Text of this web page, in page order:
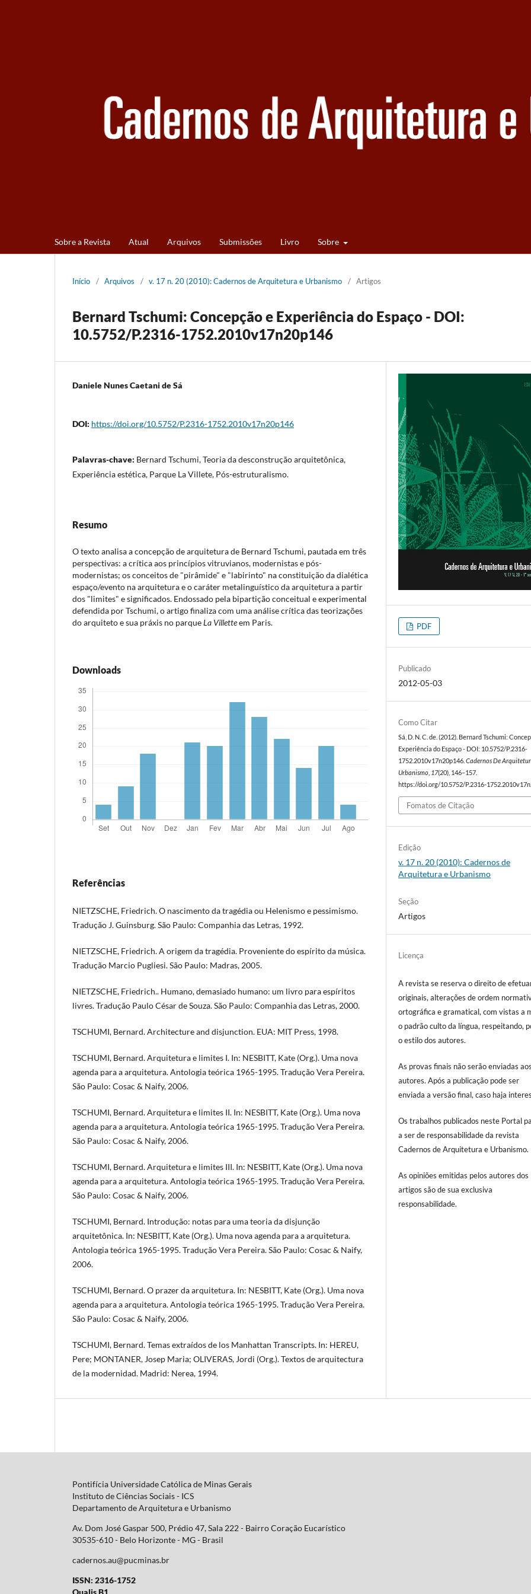
Sobre a Revista Atual Arquivos Submissões Livro Sobre
Início / Arquivos / v. 17 n. 20 (2010): Cadernos de Arquitetura e Urbanismo / Artigos
Bernard Tschumi: Concepção e Experiência do Espaço - DOI:
10.5752/P.2316-1752.2010v17n20p146
Daniele Nunes Caetani de Sá
DOI: https://doi.org/10.5752/P.2316-1752.2010v17n20p146
Palavras-chave: Bernard Tschumi, Teoria da desconstrução arquitetônica,
Experiência estética, Parque La Villete, Pós-estruturalismo.
Resumo
O texto analisa a concepção de arquitetura de Bernard Tschumi, pautada em três
perspectivas: a crítica aos princípios vitruvianos, modernistas e pós-
modernistas; os conceitos de "pirâmide" e "labirinto" na constituição da dialética
espaço/evento na arquitetura e o caráter metalinguístico da arquitetura a partir
dos "limites" e significados. Endossado pela bipartição conceitual e experimental
defendida por Tschumi, o artigo finaliza com uma análise crítica das teorizações
do arquiteto e sua práxis no parqueLa Villetteem Paris.
Downloads
Referências
NIETZSCHE, Friedrich. O nascimento da tragédia ou Helenismo e pessimismo.
Tradução J. Guinsburg. São Paulo: Companhia das Letras, 1992.
NIETZSCHE, Friedrich. A origem da tragédia. Proveniente do espírito da música.
Tradução Marcio Pugliesi. São Paulo: Madras, 2005.
NIETZSCHE, Friedrich.. Humano, demasiado humano: um livro para espíritos
livres. Tradução Paulo César de Souza. São Paulo: Companhia das Letras, 2000.
TSCHUMI, Bernard. Architecture and disjunction. EUA: MIT Press, 1998.
TSCHUMI, Bernard. Arquitetura e limites I. In: NESBITT, Kate (Org.). Uma nova
agenda para a arquitetura. Antologia teórica 1965-1995. Tradução Vera Pereira.
São Paulo: Cosac & Naify, 2006.
TSCHUMI, Bernard. Arquitetura e limites II. In: NESBITT, Kate (Org.). Uma nova
agenda para a arquitetura. Antologia teórica 1965-1995. Tradução Vera Pereira.
São Paulo: Cosac & Naify, 2006.
TSCHUMI, Bernard. Arquitetura e limites III. In: NESBITT, Kate (Org.). Uma nova
agenda para a arquitetura. Antologia teórica 1965-1995. Tradução Vera Pereira.
São Paulo: Cosac & Naify, 2006.
TSCHUMI, Bernard. Introdução: notas para uma teoria da disjunção
arquitetônica. In: NESBITT, Kate (Org.). Uma nova agenda para a arquitetura.
Antologia teórica 1965-1995. Tradução Vera Pereira. São Paulo: Cosac & Naify,
2006.
TSCHUMI, Bernard. O prazer da arquitetura. In: NESBITT, Kate (Org.). Uma nova
agenda para a arquitetura. Antologia teórica 1965-1995. Tradução Vera Pereira.
São Paulo: Cosac & Naify, 2006.
TSCHUMI, Bernard. Temas extraídos de los Manhattan Transcripts. In: HEREU,
Pere; MONTANER, Josep Maria; OLIVERAS, Jordi (Org.). Textos de arquitectura
de la modernidad. Madrid: Nerea, 1994.
PDF
Publicado
2012-05-03
Como Citar
Sá, D. N. C. de. (2012). Bernard Tschumi:
Experiência do Espaço - DOI: 10.5752/P.2316-
1752.2010v17n20p146.Cadernos De
Urbanismo 17(20), 146–157.
https://doi.org/10.5752/P.2316-
Fomatos de Citação
Edição
v. 17 n. 20 (2010): Cadernos de
Arquitetura e Urbanismo
Seção
Artigos
Licença
A revista se reserva o direito de
originais, alterações de ordem
ortográfica e gramatical, com vistas a
o padrão culto da língua, respeitando,
o estilo dos autores.
As provas finais não serão enviadas aos
autores. Após a publicação pode ser
enviada a versão final, caso haja
Os trabalhos publicados neste Portal
a ser de responsabilidade da revista
Cadernos de Arquitetura e Urbanismo.
As opiniões emitidas pelos autores dos
artigos são de sua exclusiva
responsabilidade.
Pontifícia Universidade Católica de Minas Gerais
Instituto de Ciências Sociais - ICS
Departamento de Arquitetura e Urbanismo
Av. Dom José Gaspar 500, Prédio 47, Sala 222 - Bairro Coração Eucarístico
30535-610 - Belo Horizonte - MG - Brasil
cadernos.au@pucminas.br
ISSN: 2316-1752